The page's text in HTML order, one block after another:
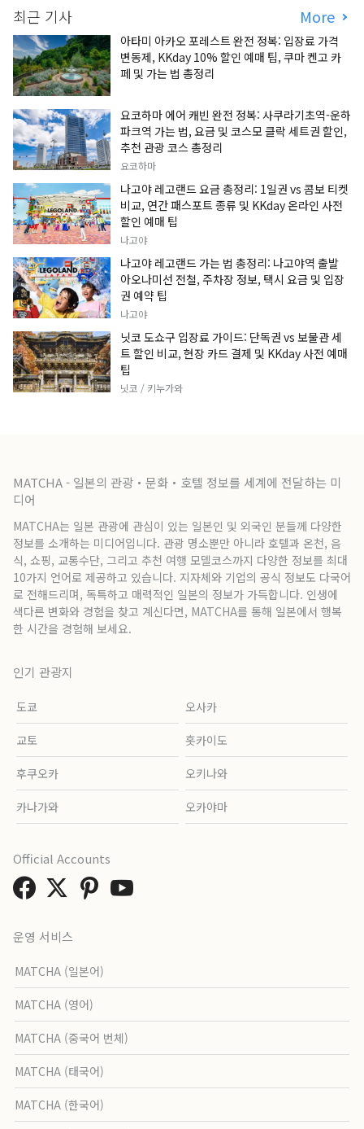
최근 기사 More
아타미 아카오 포레스트 완전 정복: 입장료 가격
변동제, KKday 10% 할인 예매 팁, 쿠마 켄고 카
페 및 가는 법 총정리
요코하마 에어 캐빈 완전 정복: 사쿠라기초역-운하
파크역 가는 법, 요금 및 코스모 클락 세트권 할인,
추천 관광 코스 총정리
요코하마
나고야 레고랜드 요금 총정리: 1일권 vs 콤보 티켓
비교, 연간 패스포트 종류 및 KKday 온라인 사전
할인 예매 팁
나고야
나고야 레고랜드 가는 법 총정리: 나고야역 출발
아오나미선 전철, 주차장 정보, 택시 요금 및 입장
권 예약 팁
나고야
닛코 도쇼구 입장료 가이드: 단독권 vs 보물관 세
트 할인 비교, 현장 카드 결제 및 KKday 사전 예매
팁
닛코 / 키누가와
MATCHA - 일본의 관광・문화・호텔 정보를 세계에 전달하는 미
디어
MATCHA는 일본 관광에 관심이 있는 일본인 및 외국인 분들께 다양한
정보를 소개하는 미디어입니다. 관광 명소뿐만 아니라 호텔과 온천, 음
식, 쇼핑, 교통수단, 그리고 추천 여행 모델코스까지 다양한 정보를 최대
10가지 언어로 제공하고 있습니다. 지자체와 기업의 공식 정보도 다국어
로 전해드리며, 독특하고 매력적인 일본의 정보가 가득합니다. 인생에
색다른 변화와 경험을 찾고 계신다면, MATCHA를 통해 일본에서 행복
한 시간을 경험해 보세요.
인기 관광지
도쿄 오사카
교토 홋카이도
후쿠오카 오키나와
카나가와 오카야마
운영 서비스
MATCHA (일본어)
MATCHA (영어)
MATCHA (중국어 번체)
MATCHA (태국어)
MATCHA (한국어)
Official Accounts